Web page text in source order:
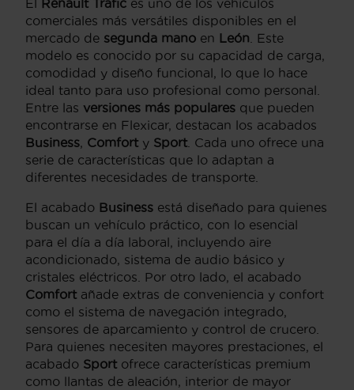
El Renault Trafic es uno de los vehículos
comerciales más versátiles disponibles en el
mercado de segunda mano en León . Este
modelo es conocido por su capacidad de carga,
comodidad y diseño funcional, lo que lo hace
ideal tanto para uso profesional como personal.
Entre las versiones más populares que pueden
encontrarse en Flexicar, destacan los acabados
Business, Comfort y Sport . Cada uno ofrece una
serie de características que lo adaptan a
diferentes necesidades de transporte.
El acabado Business está diseñado para quienes
buscan un vehículo práctico, con lo esencial
para el día a día laboral, incluyendo aire
acondicionado, sistema de audio básico y
cristales eléctricos. Por otro lado, el acabado
Comfort añade extras de conveniencia y confort
como el sistema de navegación integrado,
sensores de aparcamiento y control de crucero.
Para quienes necesiten mayores prestaciones, el
acabado Sport ofrece características premium
como llantas de aleación, interior de mayor